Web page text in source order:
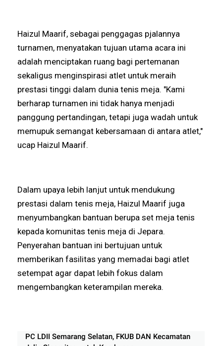
Haizul Maarif, sebagai penggagas pjalannya
turnamen, menyatakan tujuan utama acara ini
adalah menciptakan ruang bagi pertemanan
sekaligus menginspirasi atlet untuk meraih
prestasi tinggi dalam dunia tenis meja. "Kami
berharap turnamen ini tidak hanya menjadi
panggung pertandingan, tetapi juga wadah untuk
memupuk semangat kebersamaan di antara atlet,"
ucap Haizul Maarif.
Dalam upaya lebih lanjut untuk mendukung
prestasi dalam tenis meja, Haizul Maarif juga
menyumbangkan bantuan berupa set meja tenis
kepada komunitas tenis meja di Jepara.
Penyerahan bantuan ini bertujuan untuk
memberikan fasilitas yang memadai bagi atlet
setempat agar dapat lebih fokus dalam
mengembangkan keterampilan mereka.
PC LDII Semarang Selatan, FKUB DAN Kecamatan